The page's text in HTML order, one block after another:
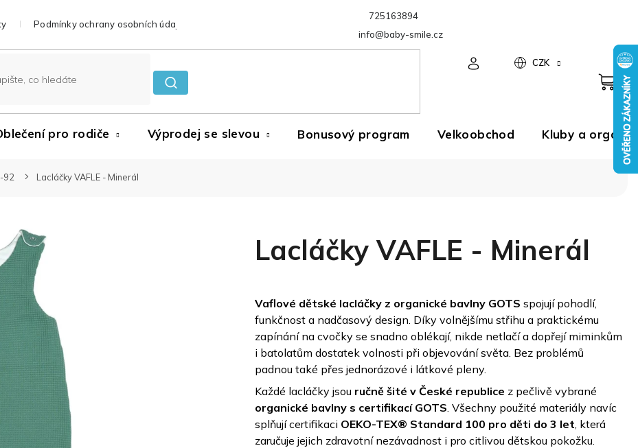
725163894
info@baby-smile.cz
Podmínky ochrany osobních údajů
CZK
pro rodiče Výprodej se slevou Bonusový program Velkoobchod Kluby a
92 Lacláčky VAFLE - Minerál
Lacláčky VAFLE - Minerál
Vaflové dětské lacláčky z organické bavlny GOTS spojují pohodlí,
funkčnost a nadčasový design. Díky volnějšímu střihu a praktickému
zapínání na cvočky se snadno oblékají, nikde netlačí a dopřejí miminkům
i batolatům dostatek volnosti při objevování světa. Bez problémů
padnou také přes jednorázové i látkové pleny.
Každé lacláčky jsou ručně šité v České republice z pečlivě vybrané
organické bavlny s certifikací GOTS. Všechny použité materiály navíc
splňují certifikaci OEKO-TEX® Standard 100 pro děti do 3 let, která
zaručuje jejich zdravotní nezávadnost i pro citlivou dětskou pokožku.